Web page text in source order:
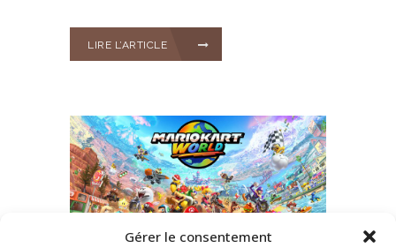
Gérer le consentement
LIRE L’ARTICLE